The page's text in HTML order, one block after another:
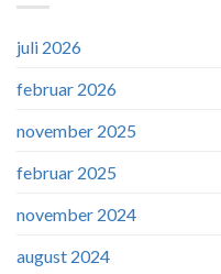
juli 2026
februar 2026
november 2025
februar 2025
november 2024
august 2024